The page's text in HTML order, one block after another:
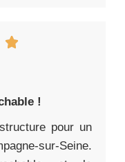
!
pour un
sur-Seine.